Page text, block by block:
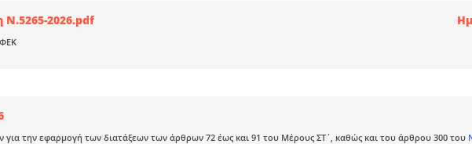
2026.pdf
για την εφαρμογή των διατάξεων των άρθρων 72 έως και 91 του Μέρους ΣΤ΄, καθώς και του άρθρου 300 του